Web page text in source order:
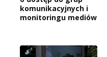
komunikacyjnych i
monitoringu mediów